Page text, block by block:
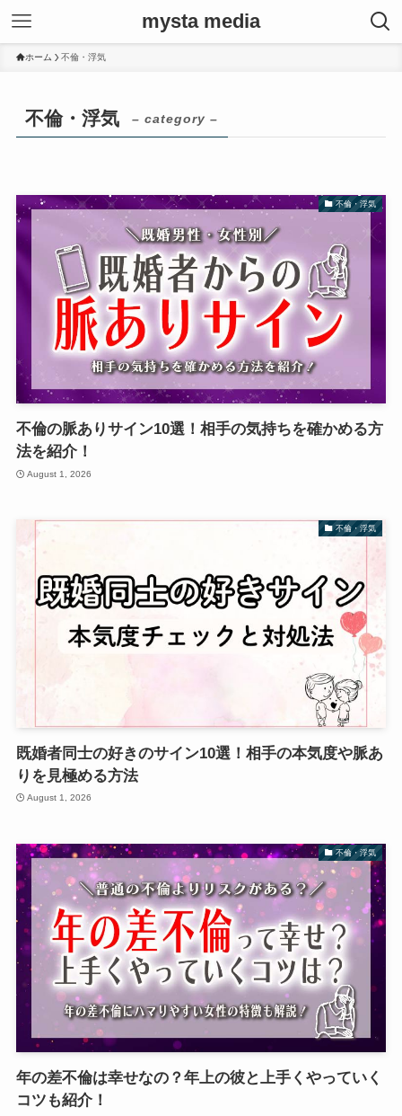
mysta media
ホーム 不倫・浮気
不倫・浮気 – category –
不倫・浮気
不倫の脈ありサイン10選！相手の気持ちを確かめる方
法を紹介！
August 1, 2026
不倫・浮気
既婚者同士の好きのサイン10選！相手の本気度や脈あ
りを見極める方法
August 1, 2026
不倫・浮気
年の差不倫は幸せなの？年上の彼と上手くやっていく
コツも紹介！